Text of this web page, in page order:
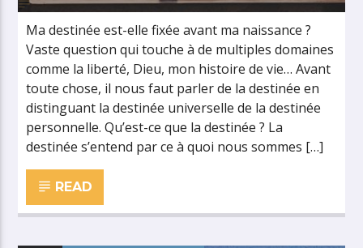
Ma destinée est-elle fixée avant ma naissance ?
Vaste question qui touche à de multiples domaines
comme la liberté, Dieu, mon histoire de vie… Avant
toute chose, il nous faut parler de la destinée en
distinguant la destinée universelle de la destinée
personnelle. Qu’est-ce que la destinée ? La
destinée s’entend par ce à quoi nous sommes […]
READ